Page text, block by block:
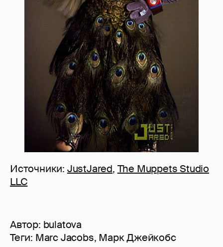
Источники: JustJared, The Muppets Studio
LLC
Автор: bulatova
Теги: Marc Jacobs, Марк Джейкобс